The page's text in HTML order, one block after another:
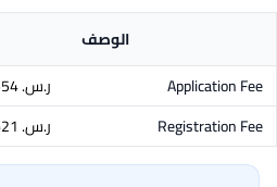
الوصف
Application Fee
ر.س.‏ 554
Registration Fee
ر.س.‏ 4,621-ر.س.‏ 6,007